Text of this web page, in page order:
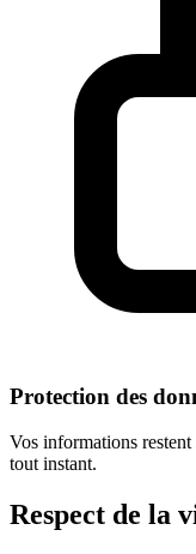
Protection des
Vos informations
tout instant.
Respect de la